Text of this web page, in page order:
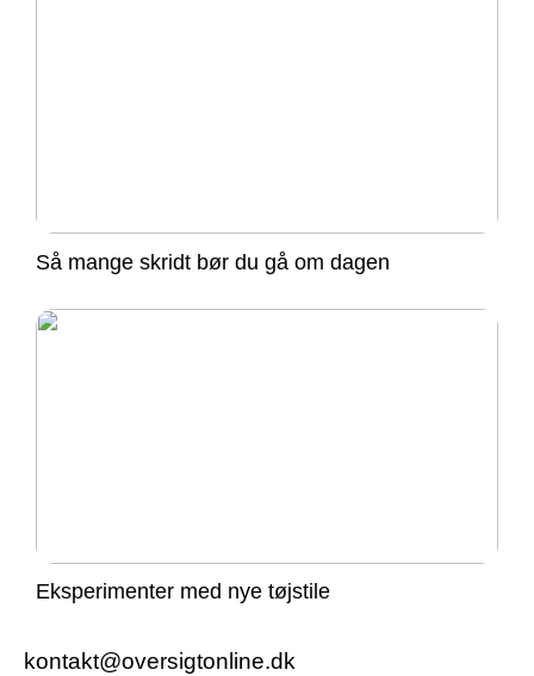
Så mange skridt bør du gå om dagen
Eksperimenter med nye tøjstile
kontakt@oversigtonline.dk